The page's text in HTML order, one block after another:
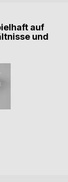
auf
und